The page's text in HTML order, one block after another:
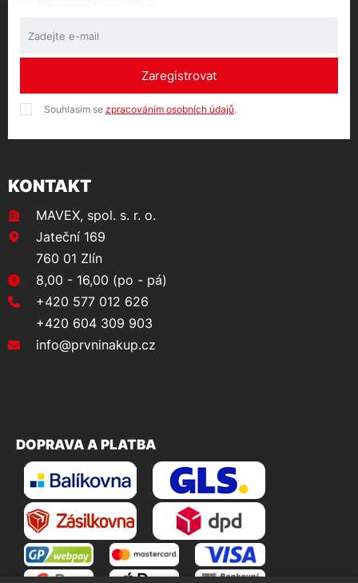
Zaregistrovat
Souhlasím se zpracováním osobních údajů.
KONTAKT
MAVEX, spol. s. r. o.
Jateční 169
760 01 Zlín
8,00 - 16,00 (po - pá)
+420 577 012 626
+420 604 309 903
info@prvninakup.cz
DOPRAVA A PLATBA